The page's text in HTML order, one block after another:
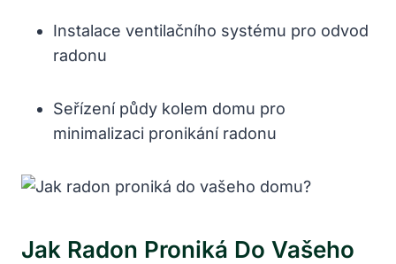
Instalace ventilačního systému pro odvod
radonu
Seřízení půdy kolem domu pro
minimalizaci pronikání radonu
Jak Radon Proniká Do Vašeho